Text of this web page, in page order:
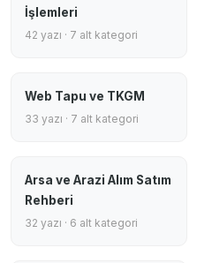
İşlemleri
42 yazı · 7 alt kategori
Web Tapu ve TKGM
33 yazı · 7 alt kategori
Arsa ve Arazi Alım Satım
Rehberi
32 yazı · 6 alt kategori